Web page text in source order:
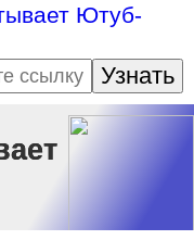
Ютуб-
Узнать